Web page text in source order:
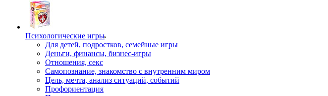
Психологические игры
Для детей, подростков, семейные игры
Деньги, финансы, бизнес-игры
Отношения, секс
Самопознание, знакомство с внутренним миром
Цель, мечта, анализ ситуаций, событий
Профориентация